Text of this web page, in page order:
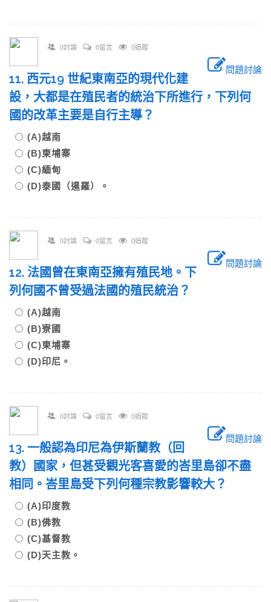
0討論 0留言 0追蹤
問題討論
11. 西元19 世紀東南亞的現代化建
設，大都是在殖民者的統治下所進行，下列何
國的改革主要是自行主導？
(A)越南
(B)柬埔寨
(C)緬甸
(D)泰國（暹羅）。
0討論 0留言 0追蹤
問題討論
12. 法國曾在東南亞擁有殖民地。下
列何國不曾受過法國的殖民統治？
(A)越南
(B)寮國
(C)柬埔寨
(D)印尼。
0討論 0留言 0追蹤
問題討論
13. 一般認為印尼為伊斯蘭教（回
教）國家，但甚受觀光客喜愛的峇里島卻不盡
相同。峇里島受下列何種宗教影響較大？
(A)印度教
(B)佛教
(C)基督教
(D)天主教。